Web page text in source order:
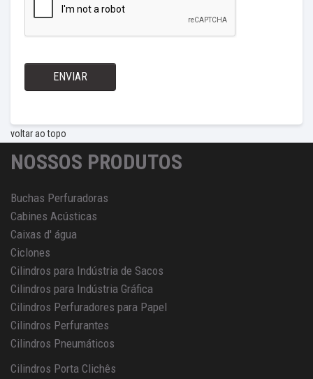
ENVIAR
voltar ao topo
NOSSOS PRODUTOS
Buchas Perfuradoras
Cabines Acústicas
Caixas d' água
Ciclones
Cilindros para Indústria de Sacos
Cilindros para Indústria Gráfica
Cilindros Perfuradores para Papel
Cilindros Perfurantes
Cilindros Pneumáticos
Cilindros Porta Clichês